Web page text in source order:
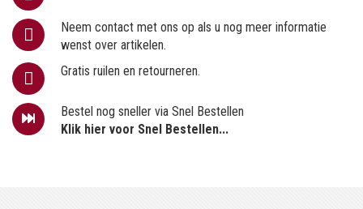
Neem contact met ons op als u nog meer informatie
wenst over artikelen.
Gratis ruilen en retourneren.
Bestel nog sneller via Snel Bestellen
Klik hier voor Snel Bestellen...